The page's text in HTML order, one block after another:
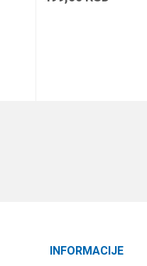
INFORMACIJE